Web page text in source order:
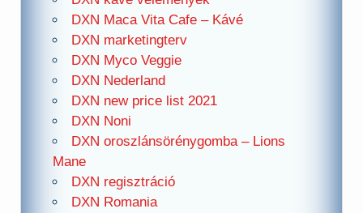
DXN Maca Vita Cafe – Kávé
DXN marketingterv
DXN Myco Veggie
DXN Nederland
DXN new price list 2021
DXN Noni
DXN oroszlánsörénygomba – Lions
Mane
DXN regisztráció
DXN Romania